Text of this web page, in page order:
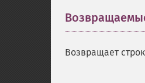
Возвращает